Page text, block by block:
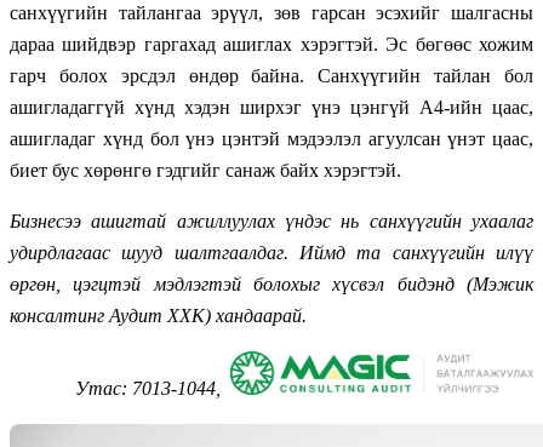
санхүүгийн тайлангаа эрүүл, зөв гарсан эсэхийг шалгасны
дараа шийдвэр гаргахад ашиглах хэрэгтэй. Эс бөгөөс хожим
гарч болох эрсдэл өндөр байна. Санхүүгийн тайлан бол
ашигладаггүй хүнд хэдэн ширхэг үнэ цэнгүй А4-ийн цаас,
ашигладаг хүнд бол үнэ цэнтэй мэдээлэл агуулсан үнэт цаас,
биет бус хөрөнгө гэдгийг санаж байх хэрэгтэй.
Бизнесээ ашигтай ажиллуулах үндэс нь санхүүгийн ухаалаг
удирдлагаас шууд шалтгаалдаг. Иймд та санхүүгийн илүү
өргөн, цэгцтэй мэдлэгтэй болохыг хүсвэл бидэнд (Мэжик
консалтинг Аудит ХХК) хандаарай.
Утас: 7013-1044,